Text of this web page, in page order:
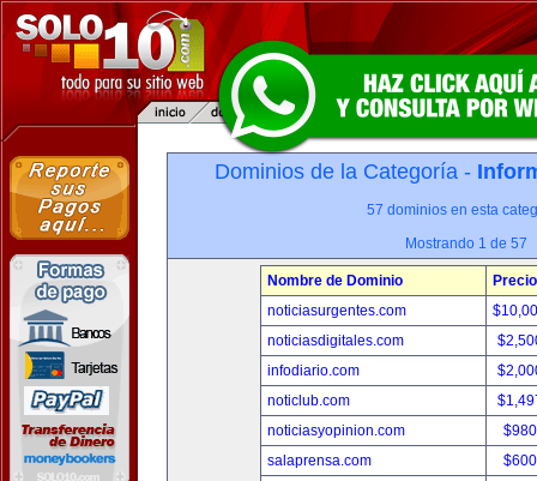
Dominios de la Categoría -
57 dominios en esta
Mostrando 1 de 57
Nombre de Dominio
Precio
noticiasurgentes.com
noticiasdigitales.com
infodiario.com
noticlub.com
noticiasyopinion.com
salaprensa.com